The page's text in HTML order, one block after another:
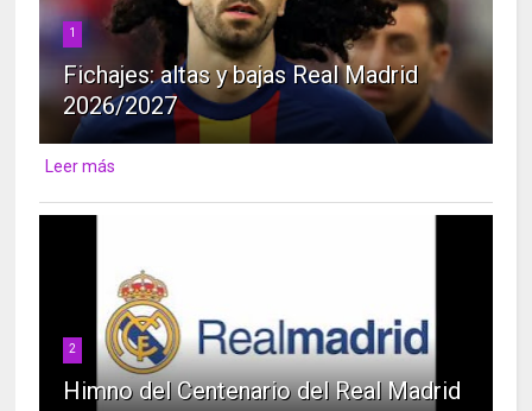
1
Fichajes: altas y bajas Real Madrid
2026/2027
Leer más
2
Himno del Centenario del Real Madrid